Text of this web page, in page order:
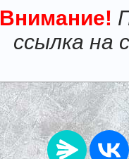
Внимание!
ссылка на